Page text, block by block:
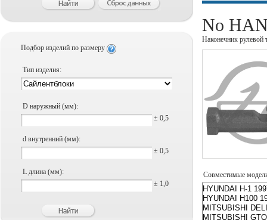
Подбор изделий по размеру
Тип изделия:
D наружный (мм):
± 0,5
d внутренний (мм):
± 0,5
L длина (мм):
± 1,0
No
Наконечник рулевой
Совместимые